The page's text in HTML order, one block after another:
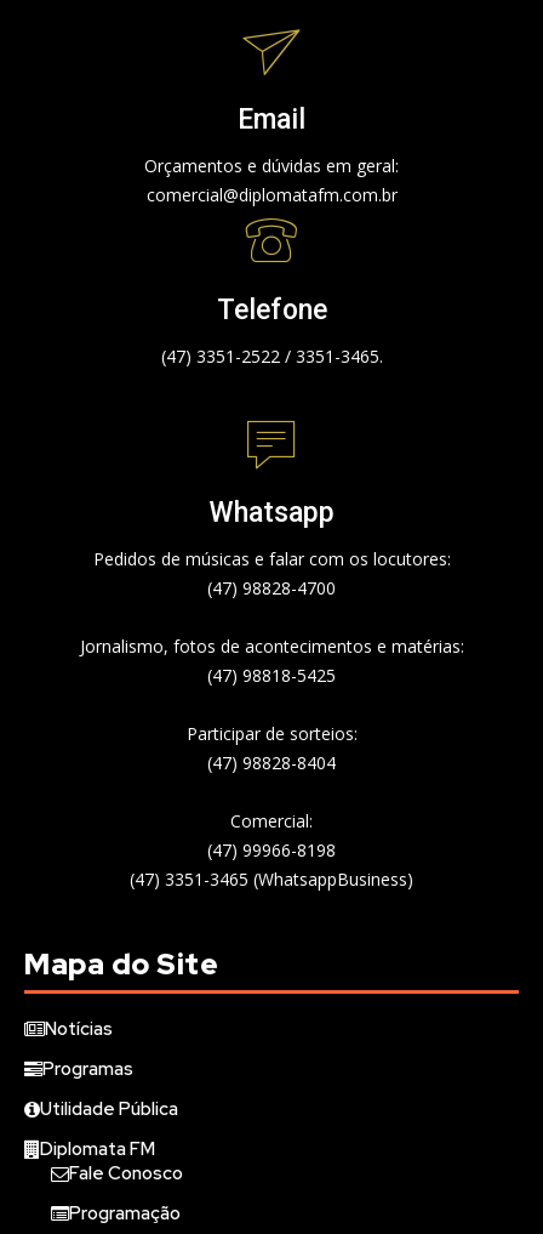
Email
Orçamentos e dúvidas em geral:
comercial@diplomatafm.com.br
Telefone
(47) 3351-2522 / 3351-3465.
Whatsapp
Pedidos de músicas e falar com os locutores:
(47) 98828-4700
Jornalismo, fotos de acontecimentos e matérias:
(47) 98818-5425
Participar de sorteios:
(47) 98828-8404
Comercial:
(47) 99966-8198
(47) 3351-3465 (WhatsappBusiness)
Mapa do Site
Notícias
Programas
Utilidade Pública
Diplomata FM
Fale Conosco
Programação